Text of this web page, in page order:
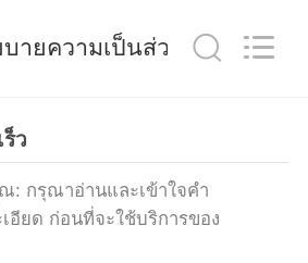
ายความเป็นส่วนตัว
ว
: กรุณาอ่านและเข้าใจคํา
อียด ก่อนที่จะใช้บริการของ